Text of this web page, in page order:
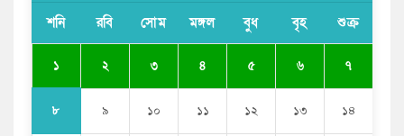
সজীব ওয়াজেদ জয়
শনি রবি সোম মঙ্গল বুধ বৃহ শুক্র
১ ২ ৩ ৪ ৫ ৬ ৭
৮ ৯ ১০ ১১ ১২ ১৩ ১৪